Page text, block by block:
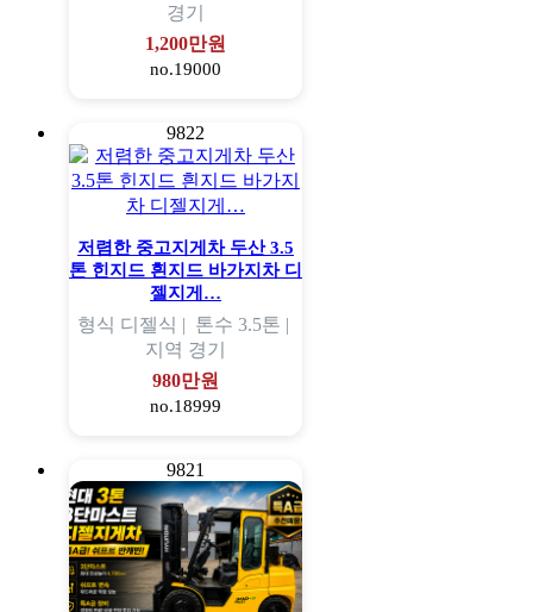
경기
1,200만원
no.19000
9822
저렴한 중고지게차 두산 3.5
톤 힌지드 흰지드 바가지차 디
젤지게…
형식 디젤식 | 톤수 3.5톤 |
지역 경기
980만원
no.18999
9821